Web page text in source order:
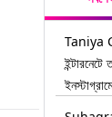
Taniya